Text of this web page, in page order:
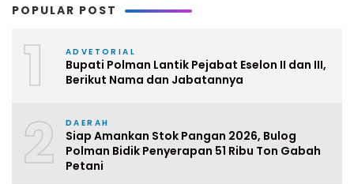
POPULAR POST
1 ADVETORIAL
Bupati Polman Lantik Pejabat Eselon II dan III,
Berikut Nama dan Jabatannya
2 DAERAH
Siap Amankan Stok Pangan 2026, Bulog
Polman Bidik Penyerapan 51 Ribu Ton Gabah
Petani